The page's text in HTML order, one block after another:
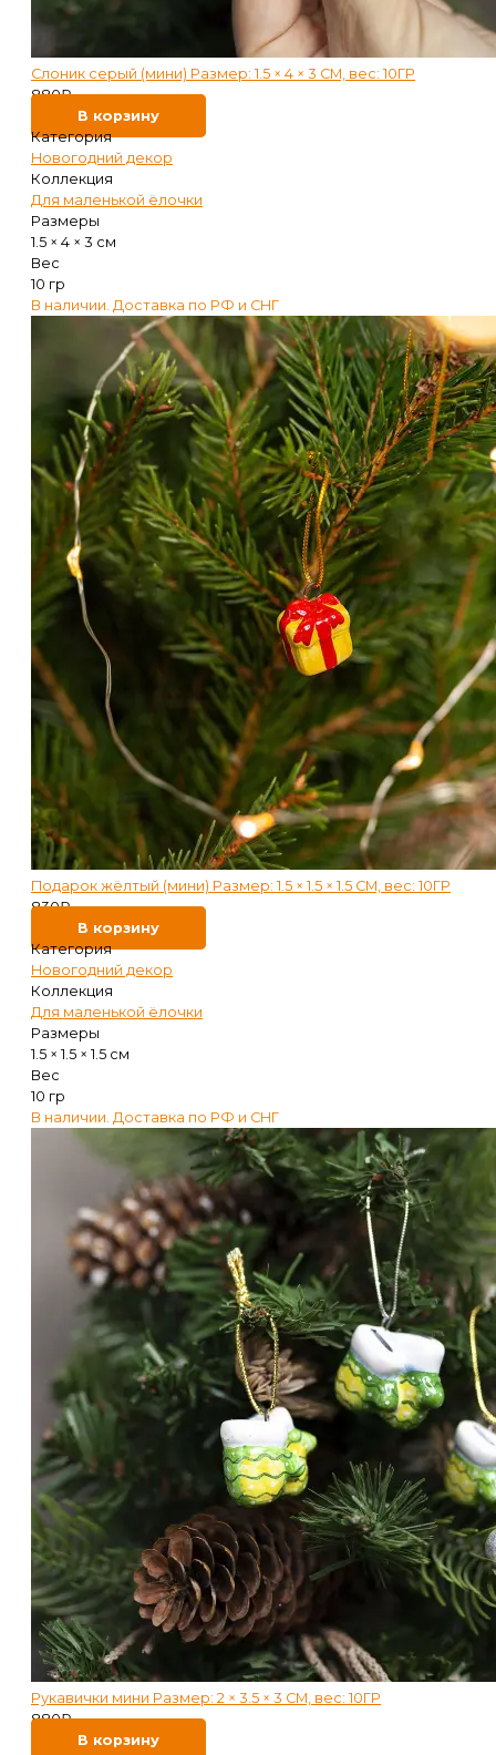
Слоник серый (мини) Размер: 1.5 × 4 × 3 СМ, вес: 10ГР
880₽
В корзину
Категория
Новогодний декор
Коллекция
Для маленькой ёлочки
Размеры
1.5 × 4 × 3 см
Вес
10 гр
В наличии. Доставка по РФ и СНГ
Подарок жёлтый (мини) Размер: 1.5 × 1.5 × 1.5 СМ, вес: 10ГР
830₽
В корзину
Категория
Новогодний декор
Коллекция
Для маленькой ёлочки
Размеры
1.5 × 1.5 × 1.5 см
Вес
10 гр
В наличии. Доставка по РФ и СНГ
Рукавички мини Размер: 2 × 3.5 × 3 СМ, вес: 10ГР
880₽
В корзину